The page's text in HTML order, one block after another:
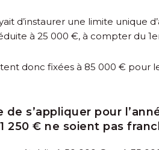
d’instaurer une limite unique
à 25 000 €, à compter du 1
donc fixées à 85 000 € pour
s’appliquer pour
250 € ne soient pas